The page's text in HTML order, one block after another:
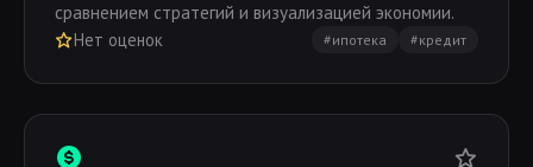
сравнением стратегий и визуализацией экономии.
Нет оценок
#ипотека #кредит